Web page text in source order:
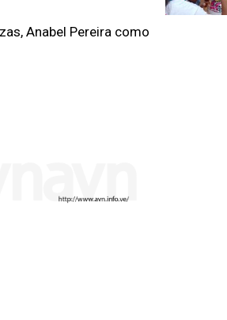
Anabel Pereira como